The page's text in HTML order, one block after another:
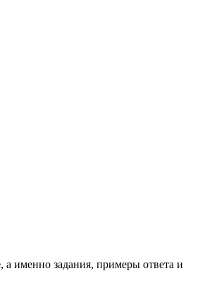
, а именно задания, примеры ответа и